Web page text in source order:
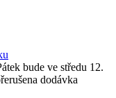
bude ve středu 12.
dodávka